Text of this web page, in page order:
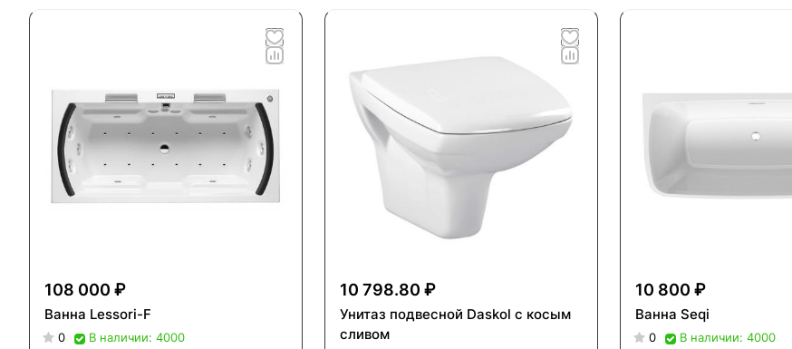
108 000 ₽
Ванна Lessori-F
0 В наличии: 4000
10 798.80 ₽
Унитаз подвесной Daskol с косым
сливом
10 800 ₽
Ванна Seqi
0 В наличии: 4000